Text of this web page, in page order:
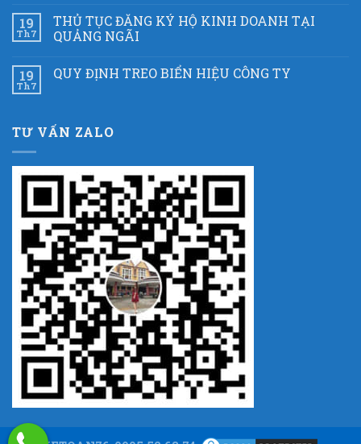
19
Th7
THỦ TỤC ĐĂNG KÝ HỘ KINH DOANH TẠI
QUẢNG NGÃI
19
Th7
QUY ĐỊNH TREO BIỂN HIỆU CÔNG TY
TƯ VẤN ZALO